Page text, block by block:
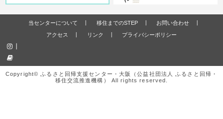
当センターについて 移住までのSTEP
お問い合わせ
アクセス
リンク プライバシーポリシー
Copyright© ふるさと回帰支援センター・大阪（公益社団法人 ふるさと回帰・
移住交流推進機構） All rights reserved.